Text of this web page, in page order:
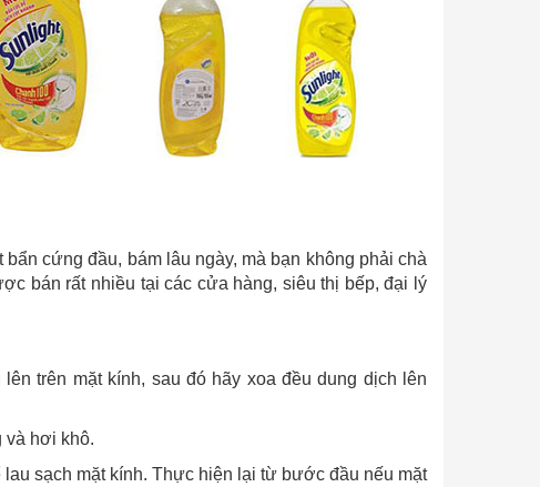
cứng đầu, bám lâu ngày, mà bạn không phải chà
bán rất nhiều tại các cửa hàng, siêu thị bếp, đại lý
trên mặt kính, sau đó hãy xoa đều dung dịch lên
và hơi khô.
sạch mặt kính. Thực hiện lại từ bước đầu nếu mặt